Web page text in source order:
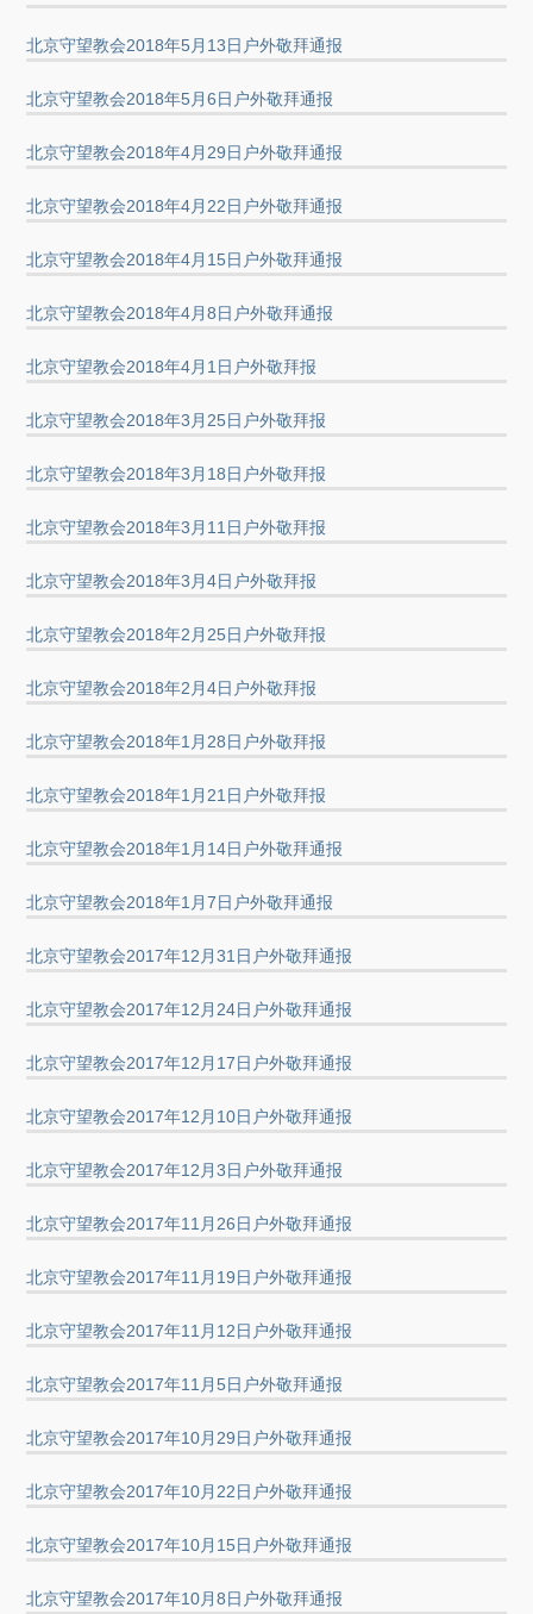
北京守望教会2018年5月13日户外敬拜通报
北京守望教会2018年5月6日户外敬拜通报
北京守望教会2018年4月29日户外敬拜通报
北京守望教会2018年4月22日户外敬拜通报
北京守望教会2018年4月15日户外敬拜通报
北京守望教会2018年4月8日户外敬拜通报
北京守望教会2018年4月1日户外敬拜报
北京守望教会2018年3月25日户外敬拜报
北京守望教会2018年3月18日户外敬拜报
北京守望教会2018年3月11日户外敬拜报
北京守望教会2018年3月4日户外敬拜报
北京守望教会2018年2月25日户外敬拜报
北京守望教会2018年2月4日户外敬拜报
北京守望教会2018年1月28日户外敬拜报
北京守望教会2018年1月21日户外敬拜报
北京守望教会2018年1月14日户外敬拜通报
北京守望教会2018年1月7日户外敬拜通报
北京守望教会2017年12月31日户外敬拜通报
北京守望教会2017年12月24日户外敬拜通报
北京守望教会2017年12月17日户外敬拜通报
北京守望教会2017年12月10日户外敬拜通报
北京守望教会2017年12月3日户外敬拜通报
北京守望教会2017年11月26日户外敬拜通报
北京守望教会2017年11月19日户外敬拜通报
北京守望教会2017年11月12日户外敬拜通报
北京守望教会2017年11月5日户外敬拜通报
北京守望教会2017年10月29日户外敬拜通报
北京守望教会2017年10月22日户外敬拜通报
北京守望教会2017年10月15日户外敬拜通报
北京守望教会2017年10月8日户外敬拜通报